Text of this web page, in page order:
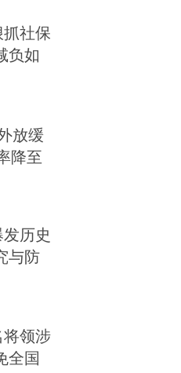
抓社保
负如
放缓
降至
发历史
与防
领涉
全国